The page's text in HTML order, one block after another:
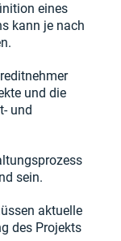
eines
kann je nach
und die
und
sein.
aktuelle
des Projekts